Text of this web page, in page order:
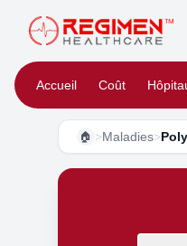
Accueil Coût
🏠 >Maladies>